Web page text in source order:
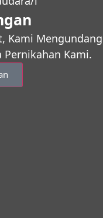
Kami Mengundang
Kami.